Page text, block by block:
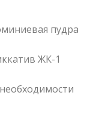
пудра
ЖК-1